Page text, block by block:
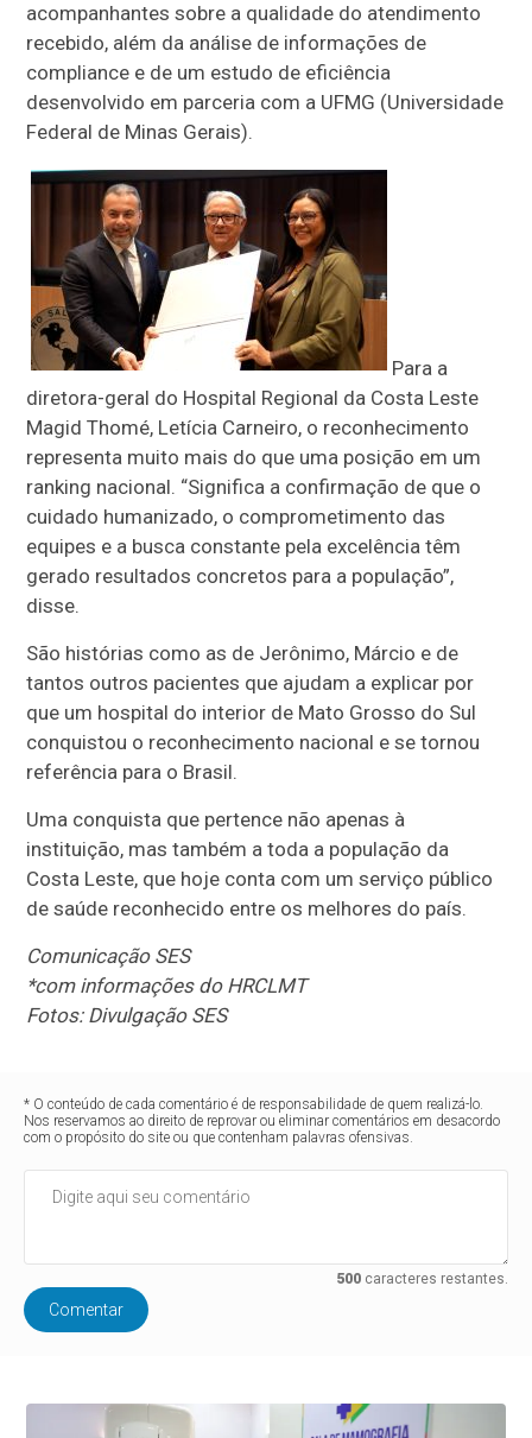
acompanhantes sobre a qualidade do atendimento
recebido, além da análise de informações de
compliance e de um estudo de eficiência
desenvolvido em parceria com a UFMG (Universidade
Federal de Minas Gerais).
Para a
diretora-geral do Hospital Regional da Costa Leste
Magid Thomé, Letícia Carneiro, o reconhecimento
representa muito mais do que uma posição em um
ranking nacional. “Significa a confirmação de que o
cuidado humanizado, o comprometimento das
equipes e a busca constante pela excelência têm
gerado resultados concretos para a população”,
disse.
São histórias como as de Jerônimo, Márcio e de
tantos outros pacientes que ajudam a explicar por
que um hospital do interior de Mato Grosso do Sul
conquistou o reconhecimento nacional e se tornou
referência para o Brasil.
Uma conquista que pertence não apenas à
instituição, mas também a toda a população da
Costa Leste, que hoje conta com um serviço público
de saúde reconhecido entre os melhores do país.
Comunicação SES
*com informações do HRCLMT
Fotos: Divulgação SES
* O conteúdo de cada comentário é de responsabilidade de quem realizá-lo.
Nos reservamos ao direito de reprovar ou eliminar comentários em desacordo
com o propósito do site ou que contenham palavras ofensivas.
500caracteres restantes.
Comentar